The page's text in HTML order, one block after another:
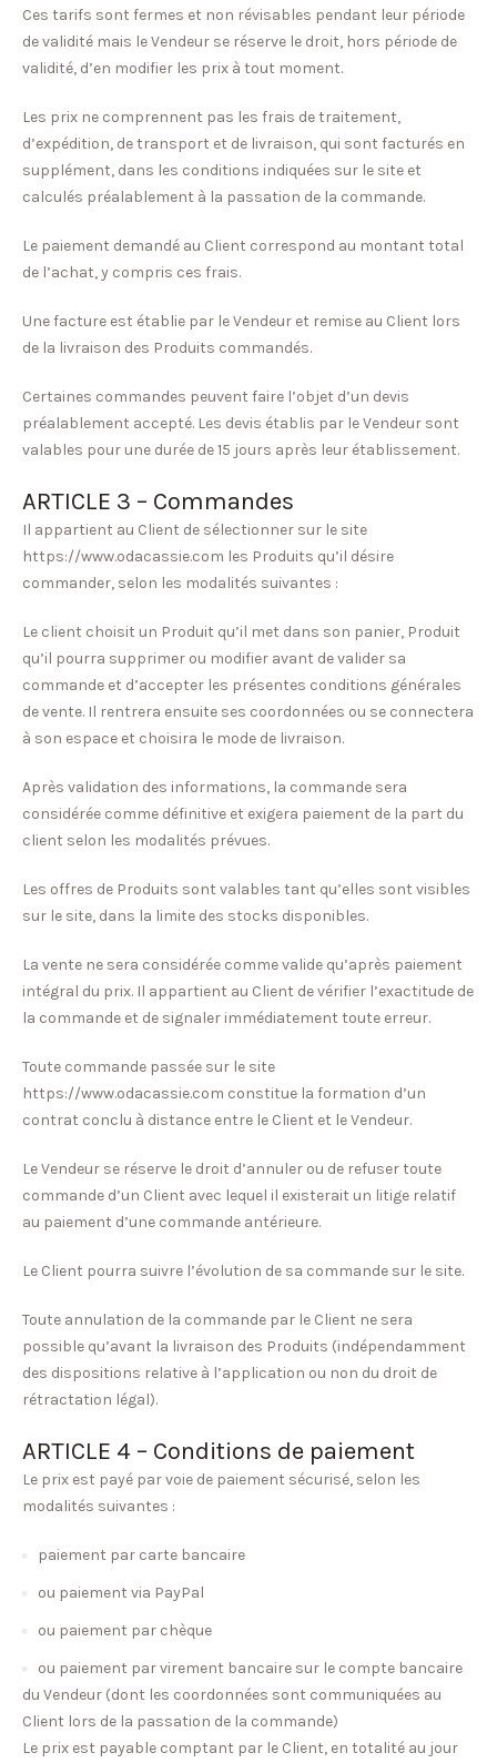
Ces tarifs sont fermes et non révisables pendant leur période
de validité mais le Vendeur se réserve le droit, hors période de
validité, d’en modifier les prix à tout moment.
Les prix ne comprennent pas les frais de traitement,
d’expédition, de transport et de livraison, qui sont facturés en
supplément, dans les conditions indiquées sur le site et
calculés préalablement à la passation de la commande.
Le paiement demandé au Client correspond au montant total
de l’achat, y compris ces frais.
Une facture est établie par le Vendeur et remise au Client lors
de la livraison des Produits commandés.
Certaines commandes peuvent faire l’objet d’un devis
préalablement accepté. Les devis établis par le Vendeur sont
valables pour une durée de 15 jours après leur établissement.
ARTICLE 3 – Commandes
Il appartient au Client de sélectionner sur le site
https://www.odacassie.com les Produits qu’il désire
commander, selon les modalités suivantes :
Le client choisit un Produit qu’il met dans son panier, Produit
qu’il pourra supprimer ou modifier avant de valider sa
commande et d’accepter les présentes conditions générales
de vente. Il rentrera ensuite ses coordonnées ou se connectera
à son espace et choisira le mode de livraison.
Après validation des informations, la commande sera
considérée comme définitive et exigera paiement de la part du
client selon les modalités prévues.
Les offres de Produits sont valables tant qu’elles sont visibles
sur le site, dans la limite des stocks disponibles.
La vente ne sera considérée comme valide qu’après paiement
intégral du prix. Il appartient au Client de vérifier l’exactitude de
la commande et de signaler immédiatement toute erreur.
Toute commande passée sur le site
https://www.odacassie.com constitue la formation d’un
contrat conclu à distance entre le Client et le Vendeur.
Le Vendeur se réserve le droit d’annuler ou de refuser toute
commande d’un Client avec lequel il existerait un litige relatif
au paiement d’une commande antérieure.
Le Client pourra suivre l’évolution de sa commande sur le site.
Toute annulation de la commande par le Client ne sera
possible qu’avant la livraison des Produits (indépendamment
des dispositions relative à l’application ou non du droit de
rétractation légal).
ARTICLE 4 – Conditions de paiement
Le prix est payé par voie de paiement sécurisé, selon les
modalités suivantes :
paiement par carte bancaire
ou paiement via PayPal
ou paiement par chèque
ou paiement par virement bancaire sur le compte bancaire
du Vendeur (dont les coordonnées sont communiquées au
Client lors de la passation de la commande)
Le prix est payable comptant par le Client, en totalité au jour